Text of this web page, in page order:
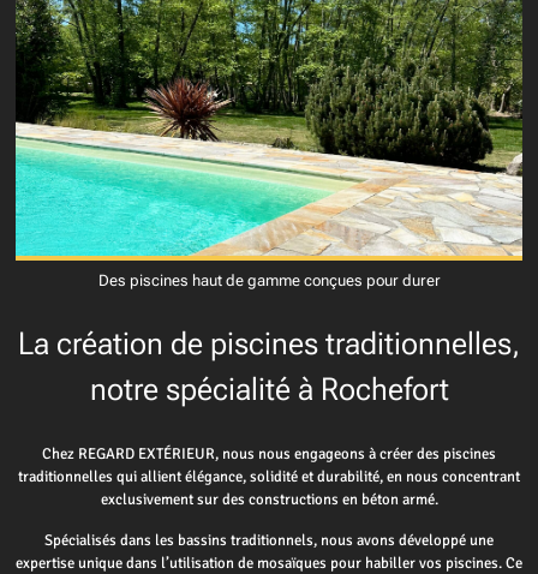
Des piscines haut de gamme conçues pour durer
La création de piscines traditionnelles,
notre spécialité à Rochefort
Chez REGARD EXTÉRIEUR, nous nous engageons à créer des piscines
traditionnelles qui allient élégance, solidité et durabilité, en nous concentrant
exclusivement sur des constructions en béton armé.
Spécialisés dans les bassins traditionnels, nous avons développé une
expertise unique dans l’utilisation de mosaïques pour habiller vos piscines. Ce